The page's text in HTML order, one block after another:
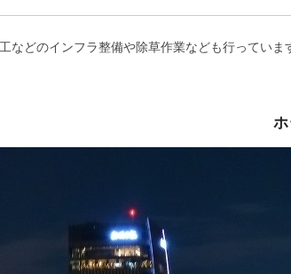
などのインフラ整備や除草作業なども行っていま